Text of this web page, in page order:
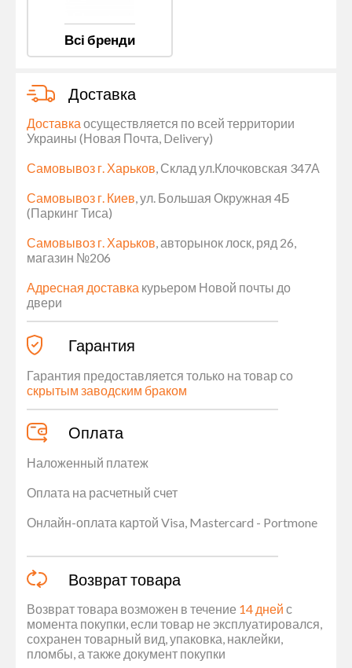
Всі бренди
Доставка
Доставка осуществляется по всей территории
Украины (Новая Почта, Delivery)
Самовывоз г. Харьков, Склад ул.Клочковская 347А
Самовывоз г. Киев, ул. Большая Окружная 4Б
(Паркинг Тиса)
Самовывоз г. Харьков, авторынок лоск, ряд 26,
магазин №206
Адресная доставка курьером Новой почты до
двери
Гарантия
Гарантия предоставляется только на товар со
скрытым заводским браком
Оплата
Наложенный платеж
Оплата на расчетный счет
Онлайн-оплата картой Visa, Mastercard - Portmone
Возврат товара
Возврат товара возможен в течение 14 дней с
момента покупки, если товар не эксплуатировался,
сохранен товарный вид, упаковка, наклейки,
пломбы, а также документ покупки